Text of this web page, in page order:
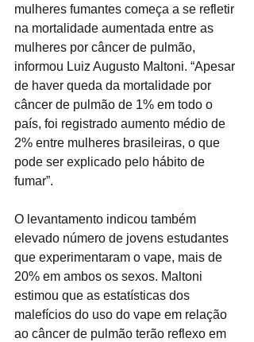
mulheres fumantes começa a se refletir
na mortalidade aumentada entre as
mulheres por câncer de pulmão,
informou Luiz Augusto Maltoni. “Apesar
de haver queda da mortalidade por
câncer de pulmão de 1% em todo o
país, foi registrado aumento médio de
2% entre mulheres brasileiras, o que
pode ser explicado pelo hábito de
fumar”.
O levantamento indicou também
elevado número de jovens estudantes
que experimentaram o vape, mais de
20% em ambos os sexos. Maltoni
estimou que as estatísticas dos
malefícios do uso do vape em relação
ao câncer de pulmão terão reflexo em